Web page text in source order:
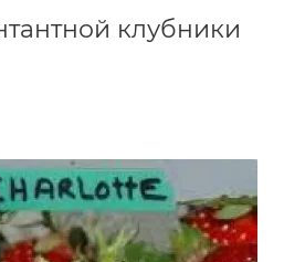
клубники